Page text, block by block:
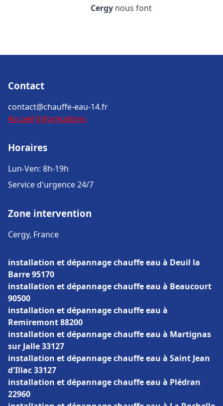
Cergy nous font
Contact
contact@chauffe-eau-14.fr
Accueil Informations
Horaires
Lun-Ven: 8h-19h
Service d'urgence 24/7
Zone intervention
Cergy, France
installation et dépannage chauffe eau à Deuil la
Barre 95170
installation et dépannage chauffe eau à Beaucourt
90500
installation et dépannage chauffe eau à
Remiremont 88200
installation et dépannage chauffe eau à Martignas
sur Jalle 33127
installation et dépannage chauffe eau à Saint Jean
d'Illac 33127
installation et dépannage chauffe eau à Plédran
22960